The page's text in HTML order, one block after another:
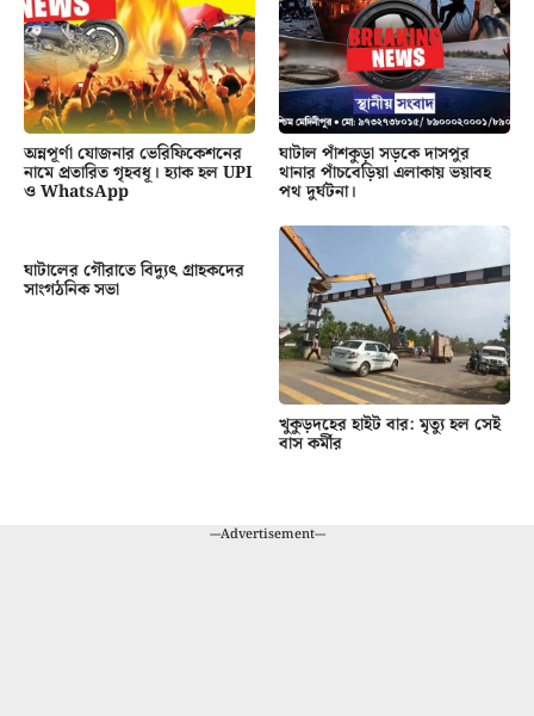
অন্নপূর্ণা যোজনার ভেরিফিকেশনের
নামে প্রতারিত গৃহবধূ। হ্যাক হল UPI
ও WhatsApp
ঘাটাল পাঁশকুড়া সড়কে দাসপুর
থানার পাঁচবেড়িয়া এলাকায় ভয়াবহ
পথ দুর্ঘটনা।
ঘাটালের গৌরাতে বিদ্যুৎ গ্রাহকদের
সাংগঠনিক সভা
খুকুড়দহের হাইট বার: মৃত্যু হল সেই
বাস কর্মীর
---Advertisement---